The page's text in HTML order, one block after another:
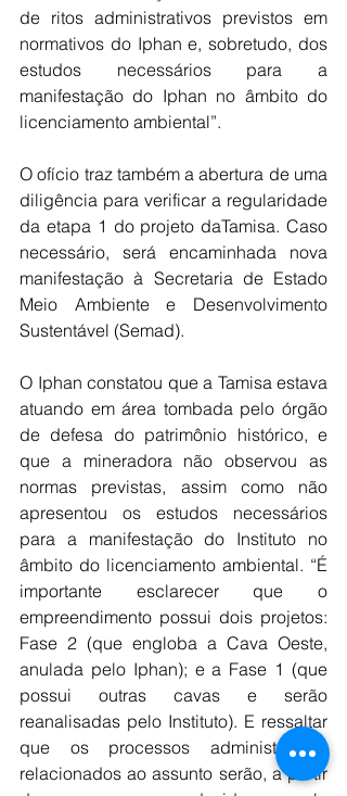
de ritos administrativos previstos em
normativos do Iphan e, sobretudo, dos
estudos necessários para a
manifestação do Iphan no âmbito do
licenciamento ambiental”.
O ofício traz também a abertura de uma
diligência para verificar a regularidade
da etapa 1 do projeto daTamisa. Caso
necessário, será encaminhada nova
manifestação à Secretaria de Estado
Meio Ambiente e Desenvolvimento
Sustentável (Semad).
O Iphan constatou que a Tamisa estava
atuando em área tombada pelo órgão
de defesa do patrimônio histórico, e
que a mineradora não observou as
normas previstas, assim como não
apresentou os estudos necessários
para a manifestação do Instituto no
âmbito do licenciamento ambiental. “É
importante esclarecer que o
empreendimento possui dois projetos:
Fase 2 (que engloba a Cava Oeste,
anulada pelo Iphan); e a Fase 1 (que
possui outras cavas e serão
reanalisadas pelo Instituto). E ressaltar
que os processos administrativos
relacionados ao assunto serão, a partir